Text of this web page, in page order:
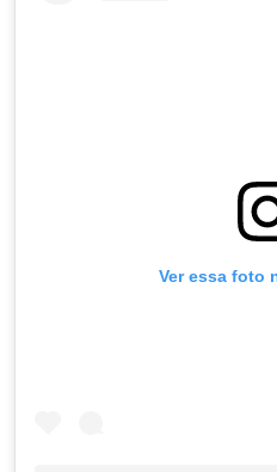
Ver essa foto